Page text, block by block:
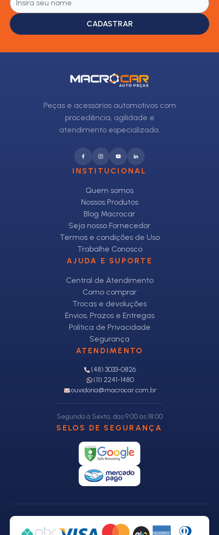
CADASTRAR
Peças e acessórios automotivos com
procedência, agilidade e
atendimento especializado.
INSTITUCIONAL
Quem somos
Nossos Produtos
Blog Macrocar
Seja nosso Fornecedor
Termos e condições de Uso
Trabalhe Conosco
AJUDA E SUPORTE
Central de Atendimento
Como comprar
Trocas e devoluções
Envios, Prazos e Entregas
Política de Privacidade
Segurança
ATENDIMENTO
(48) 3033-0826
(11) 2241-1480
ouvidoria@macrocar.com.br
Segunda à Sexta, das 9:00 às 18:00
SELOS DE SEGURANÇA